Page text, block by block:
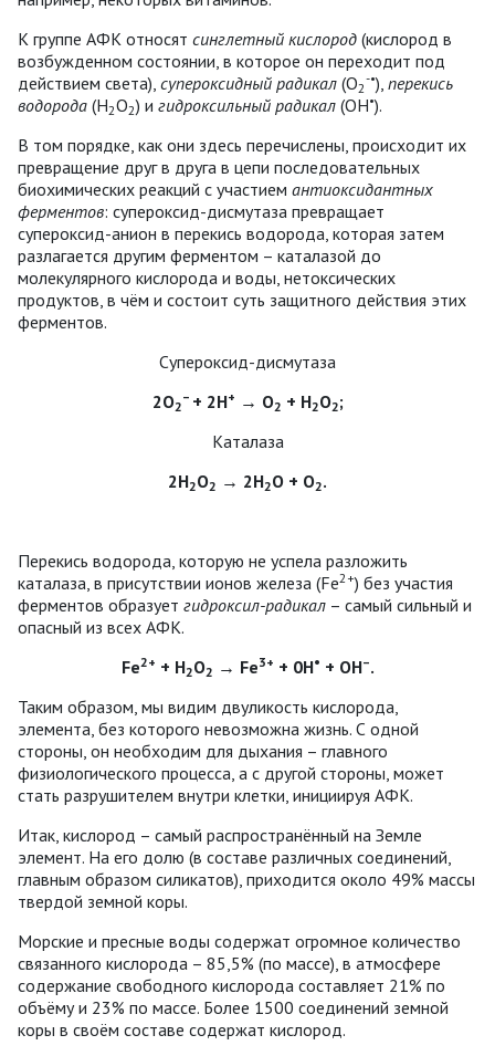
К группе АФК относят синглетный кислород (кислород в
возбужденном состоянии, в которое он переходит под
действием света), супероксидный радикал (О2
-•), перекись
водорода (Н2О2) и гидроксильный радикал (ОН•).
В том порядке, как они здесь перечислены, происходит их
превращение друг в друга в цепи последовательных
биохимических реакций с участием антиоксидантных
ферментов: супероксид-дисмутаза превращает
супероксид-анион в перекись водорода, которая затем
разлагается другим ферментом – каталазой до
молекулярного кислорода и воды, нетоксических
продуктов, в чём и состоит суть защитного действия этих
ферментов.
Супероксид-дисмутаза
2O2
– + 2H+ → O2 + H2O2;
Каталаза
2H2O2 → 2H2O + O2.
Перекись водорода, которую не успела разложить
каталаза, в присутствии ионов железа (Fe2+) без участия
ферментов образует гидроксил-радикал – самый сильный и
опасный из всех АФК.
Fe2+ + H2O2 → Fe3+ + 0H• + OH–.
Таким образом, мы видим двуликость кислорода,
элемента, без которого невозможна жизнь. С одной
стороны, он необходим для дыхания – главного
физиологического процесса, а с другой стороны, может
стать разрушителем внутри клетки, инициируя АФК.
Итак, кислород – самый распространённый на Земле
элемент. На его долю (в составе различных соединений,
главным образом силикатов), приходится около 49% массы
твердой земной коры.
Морские и пресные воды содержат огромное количество
связанного кислорода – 85,5% (по массе), в атмосфере
содержание свободного кислорода составляет 21% по
объёму и 23% по массе. Более 1500 соединений земной
коры в своём составе содержат кислород.